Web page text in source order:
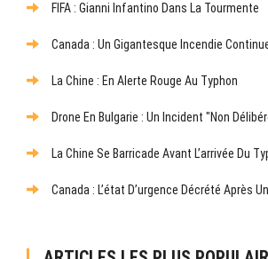
FIFA : Gianni Infantino Dans La Tourmente
Canada : Un Gigantesque Incendie
La Chine : En Alerte Rouge Au Typhon
Drone En Bulgarie : Un Incident "non
La Chine Se Barricade Avant L’arrivée Du
Canada : L’état D’urgence Décrété Après